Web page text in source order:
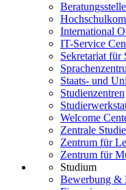
International
IT-Service
Sekretariat für
Staats- und
Studienzentren
Welcome
Zentrale
Zentrum für
Zentrum für
Studium
Bewerbung &